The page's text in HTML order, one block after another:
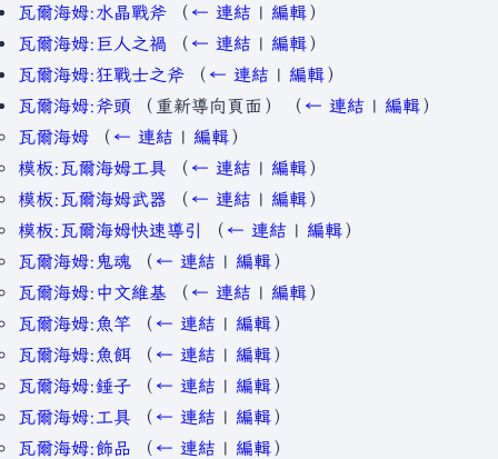
瓦爾海姆:水晶戰斧
（ ← 連結 | 編輯）
瓦爾海姆:巨人之禍
（ ← 連結 | 編輯）
瓦爾海姆:狂戰士之斧
（ ← 連結 | 編輯）
瓦爾海姆:斧頭 （重新導向頁面） （ ← 連結 | 編輯）
瓦爾海姆
（ ← 連結 | 編輯）
模板:瓦爾海姆工具
（ ← 連結 | 編輯）
模板:瓦爾海姆武器
（ ← 連結 | 編輯）
模板:瓦爾海姆快速導引
（ ← 連結 | 編輯）
瓦爾海姆:鬼魂
（ ← 連結 | 編輯）
瓦爾海姆:中文維基
（ ← 連結 | 編輯）
瓦爾海姆:魚竿
（ ← 連結 | 編輯）
瓦爾海姆:魚餌
（ ← 連結 | 編輯）
瓦爾海姆:錘子
（ ← 連結 | 編輯）
瓦爾海姆:工具
（ ← 連結 | 編輯）
瓦爾海姆:飾品
（ ← 連結 | 編輯）